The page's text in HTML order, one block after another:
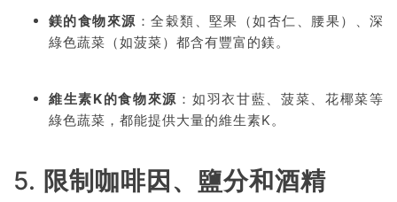
鎂的食物來源 ：全穀類、堅果（如杏仁、腰果）、深
綠色蔬菜（如菠菜）都含有豐富的鎂。
維生素K的食物來源 ：如羽衣甘藍、菠菜、花椰菜等
綠色蔬菜，都能提供大量的維生素K。
5. 限制咖啡因、鹽分和酒精